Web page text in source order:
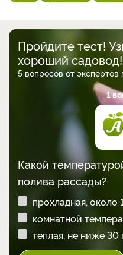
Пройдите тест!
хороший садовод!
5 вопросов от экспертов
1
Какой
полива рассады?
прохладная, около
комнатной
теплая, не ниже 30